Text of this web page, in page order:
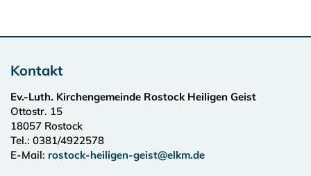
Kontakt
Ev.-Luth. Kirchengemeinde Rostock Heiligen Geist
Ottostr. 15
18057 Rostock
Tel.: 0381/4922578
E-Mail: rostock-heiligen-geist@elkm.de